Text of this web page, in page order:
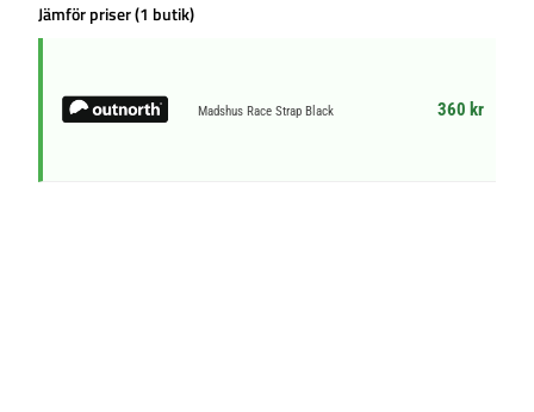
Jämför priser (1 butik)
Madshus Race Strap Black 360 kr